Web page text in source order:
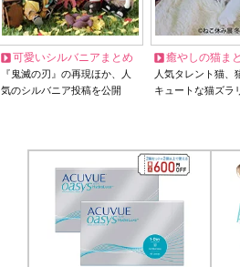
可愛いシルバニアまとめ
『鬼滅の刃』の再現ほか、人
気のシルバニア投稿を公開
癒やしの猫ま
人気タレント猫
キュートな猫ズラ